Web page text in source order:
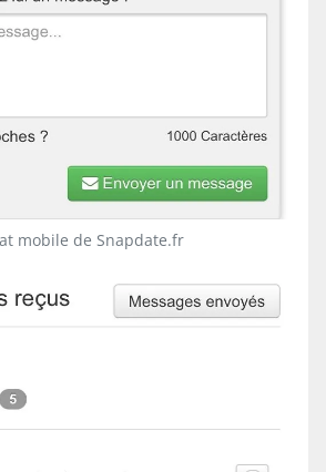
mobile de Snapdate.fr